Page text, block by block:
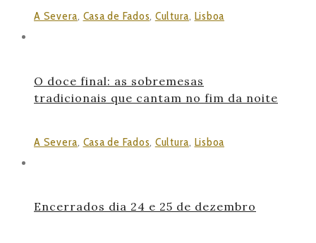
A Severa, Casa de Fados, Cultura, Lisboa
O doce final: as sobremesas
tradicionais que cantam no fim da noite
A Severa, Casa de Fados, Cultura, Lisboa
Encerrados dia 24 e 25 de dezembro